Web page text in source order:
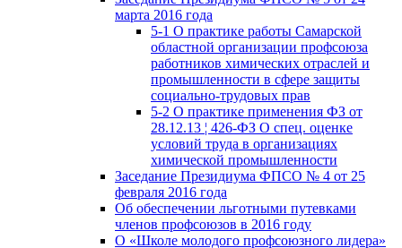
марта 2016 года
5-1 О практике работы Самарской
областной организации профсоюза
работников химических отраслей и
промышленности в сфере защиты
социально-трудовых прав
5-2 О практике применения ФЗ от
28.12.13 ¦ 426-ФЗ О спец. оценке
условий труда в организациях
химической промышленности
Заседание Президиума ФПСО № 4 от 25
февраля 2016 года
Об обеспечении льготными путевками
членов профсоюзов в 2016 году
О «Школе молодого профсоюзного лидера»